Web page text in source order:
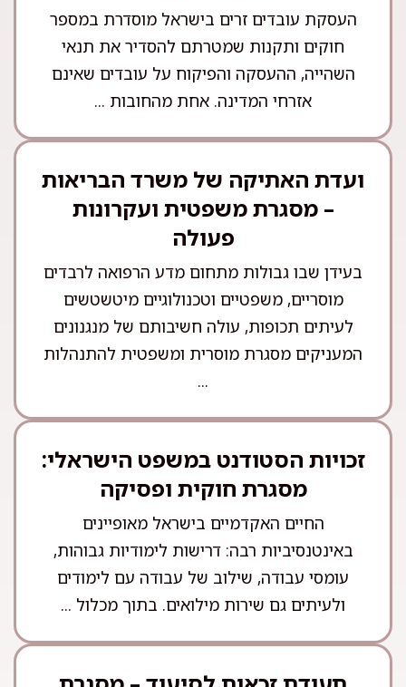
העסקת עובדים זרים בישראל מוסדרת במספר
חוקים ותקנות שמטרתם להסדיר את תנאי
השהייה, ההעסקה והפיקוח על עובדים שאינם
אזרחי המדינה. אחת מהחובות ...
ועדת האתיקה של משרד הבריאות
– מסגרת משפטית ועקרונות
פעולה
בעידן שבו גבולות מתחום מדע הרפואה לרבדים
מוסריים, משפטיים וטכנולוגיים מיטשטשים
לעיתים תכופות, עולה חשיבותם של מנגנונים
המעניקים מסגרת מוסרית ומשפטית להתנהלות
...
זכויות הסטודנט במשפט הישראלי:
מסגרת חוקית ופסיקה
החיים האקדמיים בישראל מאופיינים
באינטנסיביות רבה: דרישות לימודיות גבוהות,
עומסי עבודה, שילוב של עבודה עם לימודים
ולעיתים גם שירות מילואים. בתוך מכלול ...